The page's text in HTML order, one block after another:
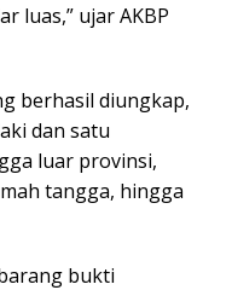
luas,” ujar AKBP
berhasil diungkap,
dan satu
luar provinsi,
tangga, hingga
bukti